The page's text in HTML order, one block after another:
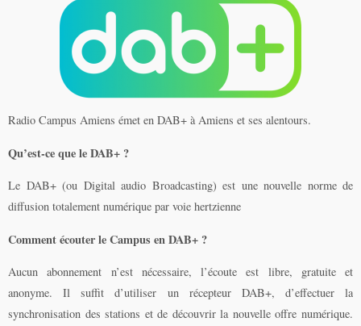
Radio Campus Amiens émet en DAB+ à Amiens et ses alentours.
Qu’est-ce que le DAB+ ?
Le DAB+ (ou Digital audio Broadcasting) est une nouvelle norme de
diffusion totalement numérique par voie hertzienne
Comment écouter le Campus en DAB+ ?
Aucun abonnement n’est nécessaire, l’écoute est libre, gratuite et
anonyme. Il suffit d’utiliser un récepteur DAB+, d’effectuer la
synchronisation des stations et de découvrir la nouvelle offre numérique.